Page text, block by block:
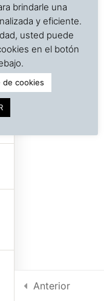
Anterior
| Dr. J. A. Barreiro
LLC | 2018-2025
brindarle una
y eficiente.
usted puede
en el botón
de cookies